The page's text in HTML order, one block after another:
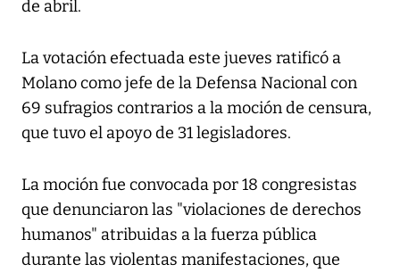
de abril.
La votación efectuada este jueves ratificó a
Molano como jefe de la Defensa Nacional con
69 sufragios contrarios a la moción de censura,
que tuvo el apoyo de 31 legisladores.
La moción fue convocada por 18 congresistas
que denunciaron las "violaciones de derechos
humanos" atribuidas a la fuerza pública
durante las violentas manifestaciones, que